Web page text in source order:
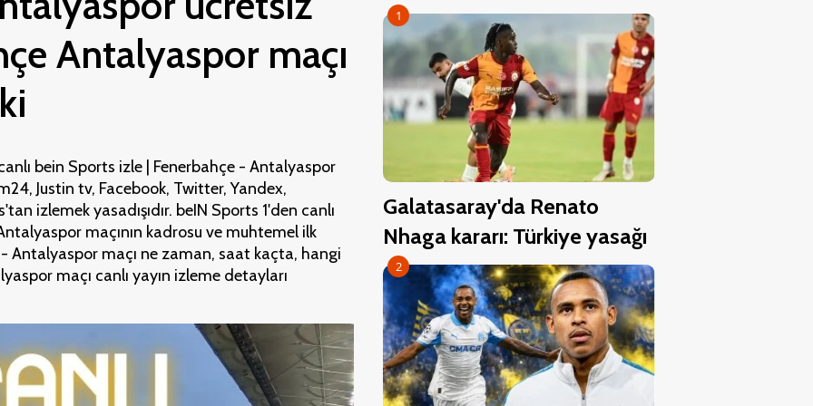
Antalyaspor maçı
bein Sports izle | Fenerbahçe - Antalyaspor
Justin tv, Facebook, Twitter, Yandex,
izlemek yasadışıdır. beIN Sports 1'den canlı
maçının kadrosu ve muhtemel ilk
- Antalyaspor maçı ne zaman, saat kaçta, hangi
maçı canlı yayın izleme detayları
1
Galatasaray'da Renato
Nhaga kararı: Türkiye yasağı
2